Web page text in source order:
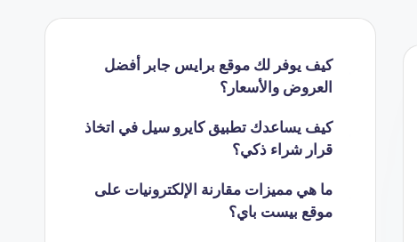
كيف يوفر لك موقع برايس جابر أفضل
العروض والأسعار؟
كيف يساعدك تطبيق كايرو سيل في اتخاذ
قرار شراء ذكي؟
ما هي مميزات مقارنة الإلكترونيات على
موقع بيست باي؟